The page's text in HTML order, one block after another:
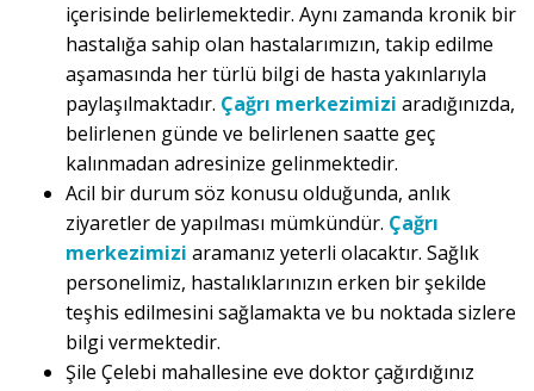
içerisinde belirlemektedir. Aynı zamanda kronik bir
hastalığa sahip olan hastalarımızın, takip edilme
aşamasında her türlü bilgi de hasta yakınlarıyla
paylaşılmaktadır. Çağrı merkezimizi aradığınızda,
belirlenen günde ve belirlenen saatte geç
kalınmadan adresinize gelinmektedir.
Acil bir durum söz konusu olduğunda, anlık
ziyaretler de yapılması mümkündür. Çağrı
merkezimizi aramanız yeterli olacaktır. Sağlık
personelimiz, hastalıklarınızın erken bir şekilde
teşhis edilmesini sağlamakta ve bu noktada sizlere
bilgi vermektedir.
Şile Çelebi mahallesine eve doktor çağırdığınız